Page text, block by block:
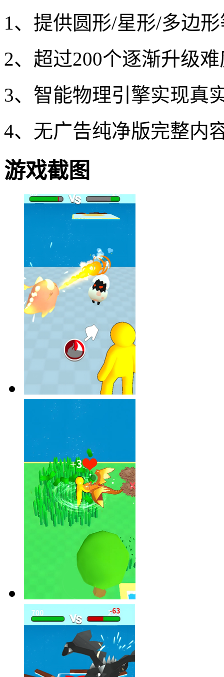
1、提供圆形/星形/多边
2、超过200个逐渐升级
3、智能物理引擎实现真
4、无广告纯净版完整内
游戏截图